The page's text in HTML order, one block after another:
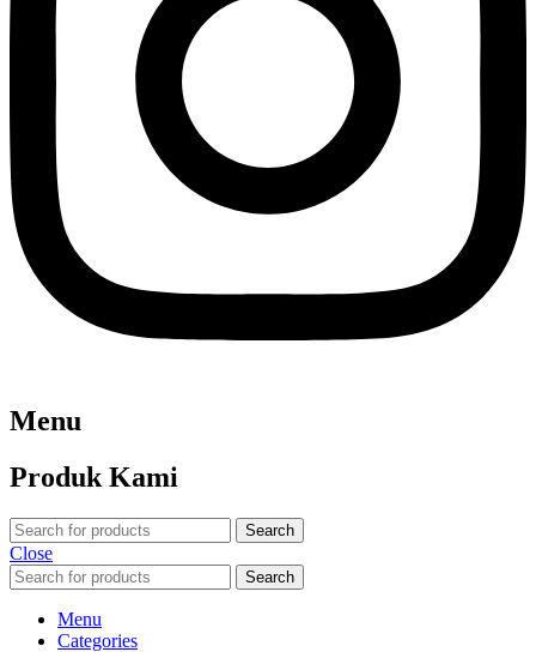
Menu
Produk Kami
Search
Close
Search
Menu
Categories